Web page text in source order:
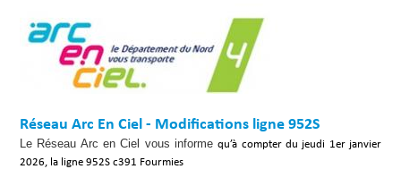
Réseau Arc En Ciel - Modifications ligne 952S
Le Réseau Arc en Ciel vous informequ’à compter du jeudi 1er janvier
2026, la ligne 952S c391 Fourmies